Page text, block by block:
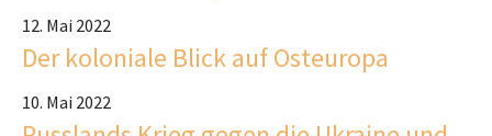
12. Mai 2022
Der koloniale Blick auf Osteuropa
10. Mai 2022